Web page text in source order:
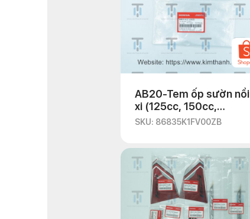
AB20-Tem ốp sườn nổi
xi (125cc, 150cc,
160cc)
SKU: 86835K1FV00ZB